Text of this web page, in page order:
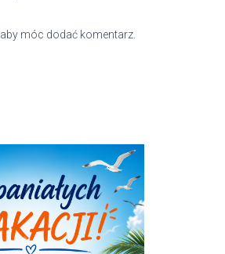
, aby móc dodać komentarz.